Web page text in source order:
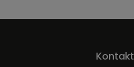
Kontakt